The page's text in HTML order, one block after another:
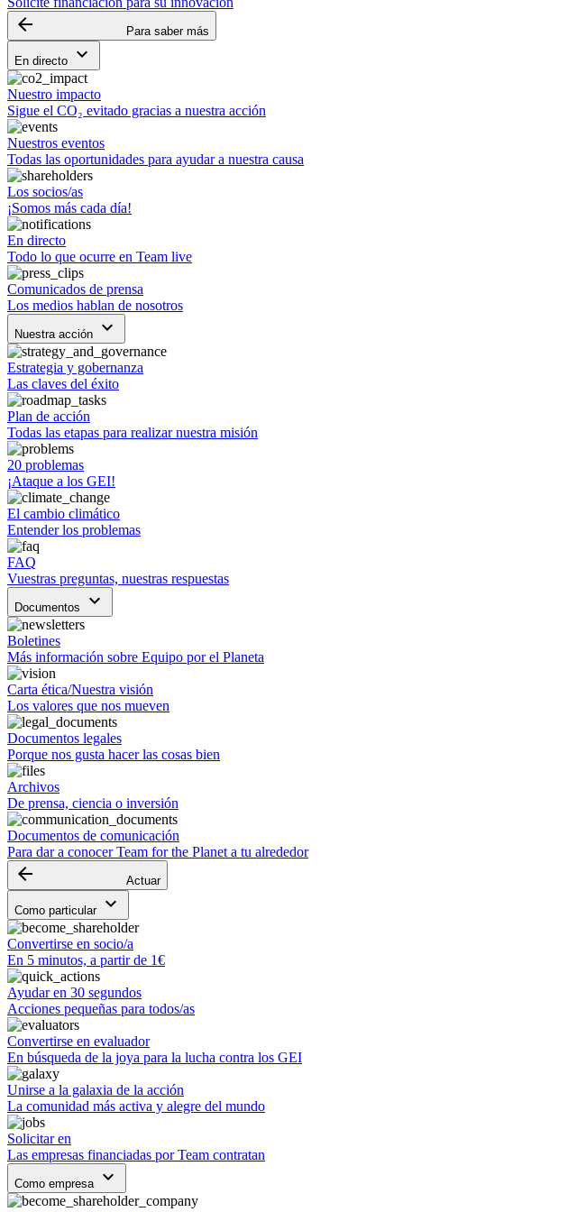
arrow_backward Para saber más
En directo keyboard_arrow_down
Nuestro impacto
Sigue el CO₂ evitado gracias a nuestra acción
Nuestros eventos
Todas las oportunidades para ayudar a nuestra causa
Los socios/as
¡Somos más cada día!
En directo
Todo lo que ocurre en Team live
Comunicados de prensa
Los medios hablan de nosotros
Nuestra acción keyboard_arrow_down
Estrategia y gobernanza
Las claves del éxito
Plan de acción
Todas las etapas para realizar nuestra misión
20 problemas
¡Ataque a los GEI!
El cambio climático
Entender los problemas
FAQ
Vuestras preguntas, nuestras respuestas
Documentos keyboard_arrow_down
Boletines
Más información sobre Equipo por el Planeta
Carta ética/Nuestra visión
Los valores que nos mueven
Documentos legales
Porque nos gusta hacer las cosas bien
Archivos
De prensa, ciencia o inversión
Documentos de comunicación
Para dar a conocer Team for the Planet a tu alrededor
arrow_backward Actuar
Como particular keyboard_arrow_down
Convertirse en socio/a
En 5 minutos, a partir de 1€
Ayudar en 30 segundos
Acciones pequeñas para todos/as
Convertirse en evaluador
En búsqueda de la joya para la lucha contra los GEI
Unirse a la galaxia de la acción
La comunidad más activa y alegre del mundo
Solicitar en
Las empresas financiadas por Team contratan
Como empresa keyboard_arrow_down